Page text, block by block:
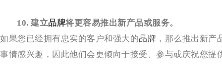
10. 建立品牌将更容易推出新产品或服务。
如果您已经拥有忠实的客户和强大的品牌 ，那么推出新
事情感兴趣，因此他们会更倾向于接受、参与或庆祝您提